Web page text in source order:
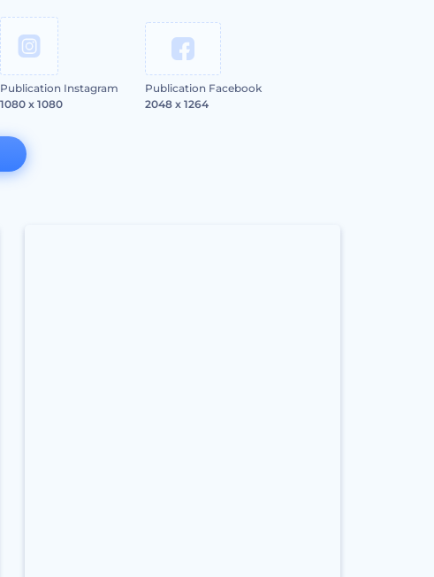
Publication Instagram
1080 x 1080
Publication Facebook
2048 x 1264